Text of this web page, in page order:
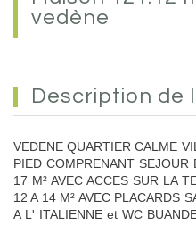
vedène
description de
VEDENE QUARTIER CALME
PIED COMPRENANT SEJOUR
17 M² AVEC ACCES SUR LA
12 A 14 M² AVEC PLACARDS
A L' ITALIENNE et WC